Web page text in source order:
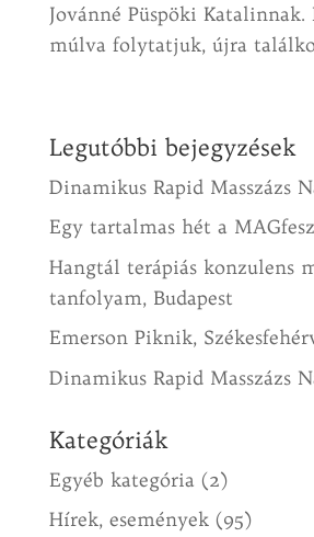
Jovánné Püspöki Katalinnak.
múlva folytatjuk, újra
Legutóbbi bejegyzések
Dinamikus Rapid Masszázs
Egy tartalmas hét a
Hangtál terápiás konzulens
tanfolyam, Budapest
Emerson Piknik,
Dinamikus Rapid Masszázs
Kategóriák
Egyéb kategória (2)
Hírek, események(95)